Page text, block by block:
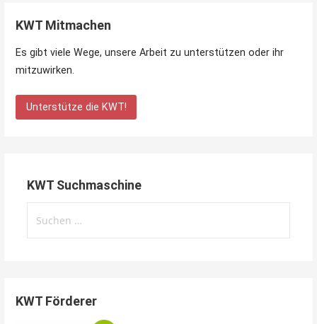
KWT Mitmachen
Es gibt viele Wege, unsere Arbeit zu unterstützen oder ihr
mitzuwirken.
Unterstütze die KWT!
KWT Suchmaschine
KWT Förderer